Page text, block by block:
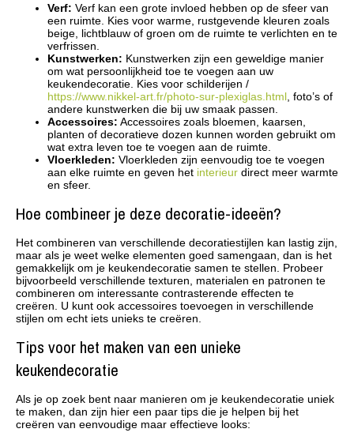
Verf: Verf kan een grote invloed hebben op de sfeer van
een ruimte. Kies voor warme, rustgevende kleuren zoals
beige, lichtblauw of groen om de ruimte te verlichten en te
verfrissen.
Kunstwerken: Kunstwerken zijn een geweldige manier
om wat persoonlijkheid toe te voegen aan uw
keukendecoratie. Kies voor schilderijen /
https://www.nikkel-art.fr/photo-sur-plexiglas.html , foto’s of
andere kunstwerken die bij uw smaak passen.
Accessoires: Accessoires zoals bloemen, kaarsen,
planten of decoratieve dozen kunnen worden gebruikt om
wat extra leven toe te voegen aan de ruimte.
Vloerkleden: Vloerkleden zijn eenvoudig toe te voegen
aan elke ruimte en geven het interieur direct meer warmte
en sfeer.
Hoe combineer je deze decoratie-ideeën?
Het combineren van verschillende decoratiestijlen kan lastig zijn,
maar als je weet welke elementen goed samengaan, dan is het
gemakkelijk om je keukendecoratie samen te stellen. Probeer
bijvoorbeeld verschillende texturen, materialen en patronen te
combineren om interessante contrasterende effecten te
creëren. U kunt ook accessoires toevoegen in verschillende
stijlen om echt iets unieks te creëren.
Tips voor het maken van een unieke
keukendecoratie
Als je op zoek bent naar manieren om je keukendecoratie uniek
te maken, dan zijn hier een paar tips die je helpen bij het
creëren van eenvoudige maar effectieve looks: